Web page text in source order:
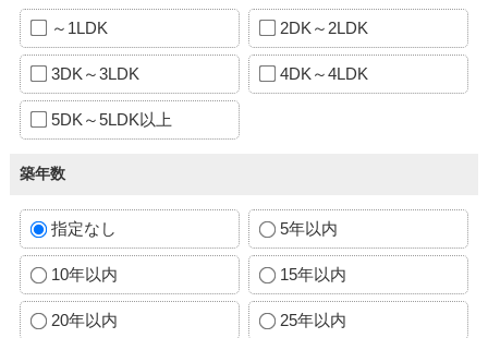
～1LDK 2DK～2LDK
3DK～3LDK 4DK～4LDK
5DK～5LDK以上
築年数
指定なし 5年以内
10年以内 15年以内
20年以内 25年以内